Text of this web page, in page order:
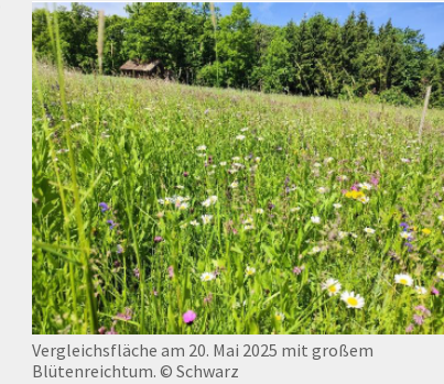
Vergleichsfläche am 20. Mai 2025 mit großem
Blütenreichtum. © Schwarz